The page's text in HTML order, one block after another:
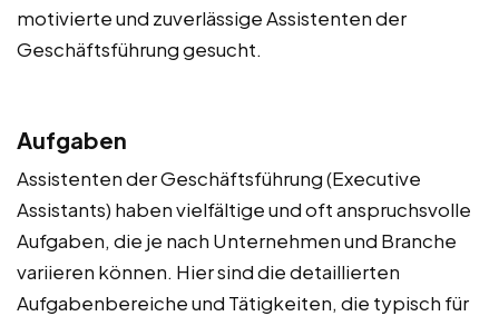
motivierte und zuverlässige Assistenten der
Geschäftsführung gesucht.
Aufgaben
Assistenten der Geschäftsführung (Executive
Assistants) haben vielfältige und oft anspruchsvolle
Aufgaben, die je nach Unternehmen und Branche
variieren können. Hier sind die detaillierten
Aufgabenbereiche und Tätigkeiten, die typisch für